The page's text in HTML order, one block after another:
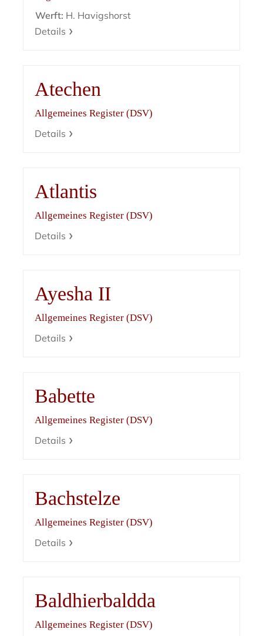
Werft: H. Havigshorst
Details
Atechen
Allgemeines Register (DSV)
Details
Atlantis
Allgemeines Register (DSV)
Details
Ayesha II
Allgemeines Register (DSV)
Details
Babette
Allgemeines Register (DSV)
Details
Bachstelze
Allgemeines Register (DSV)
Details
Baldhierbaldda
Allgemeines Register (DSV)